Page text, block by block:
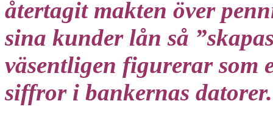
återtagit makten över
sina kunder lån så
väsentligen figurerar som
siffror i bankernas datorer.